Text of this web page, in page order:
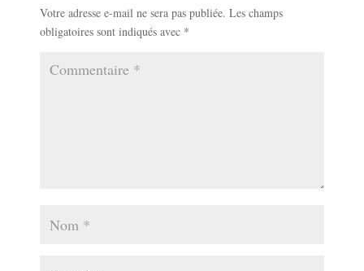
Votre adresse e-mail ne sera pas publiée. Les champs
obligatoires sont indiqués avec *